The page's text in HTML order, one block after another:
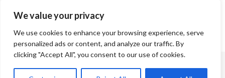
We value your privacy
We use cookies to enhance your browsing experience, serve
personalized ads or content, and analyze our traffic. By
clicking "Accept All", you consent to our use of cookies.
© Jana & Lisa Cramer | 2026 |Impressum